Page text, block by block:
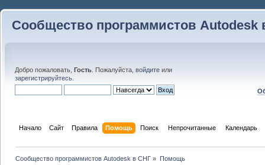
Сообщество программистов Autodesk
Добро пожаловать, Гость . Пожалуйста, войдите или
зарегистрируйтесь
Начало Сайт Правила Помощь Поиск Непрочитанные Календарь
Сообщество программистов Autodesk в СНГ » Помощь